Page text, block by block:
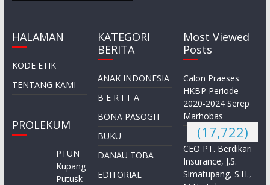
HALAMAN
KODE ETIK
TENTANG KAMI
PROLEKUM
PTUN
Kupang
Putusk
KATEGORI
BERITA
ANAK INDONESIA
B E R I T A
BONA PASOGIT
BUKU
DANAU TOBA
EDITORIAL
Most Viewed
Posts
Calon Praeses
HKBP Periode
2020-2024 Serep
Marhobas
(17,722)
CEO PT. Berdikari
Insurance, J.S.
Simatupang, S.H.,